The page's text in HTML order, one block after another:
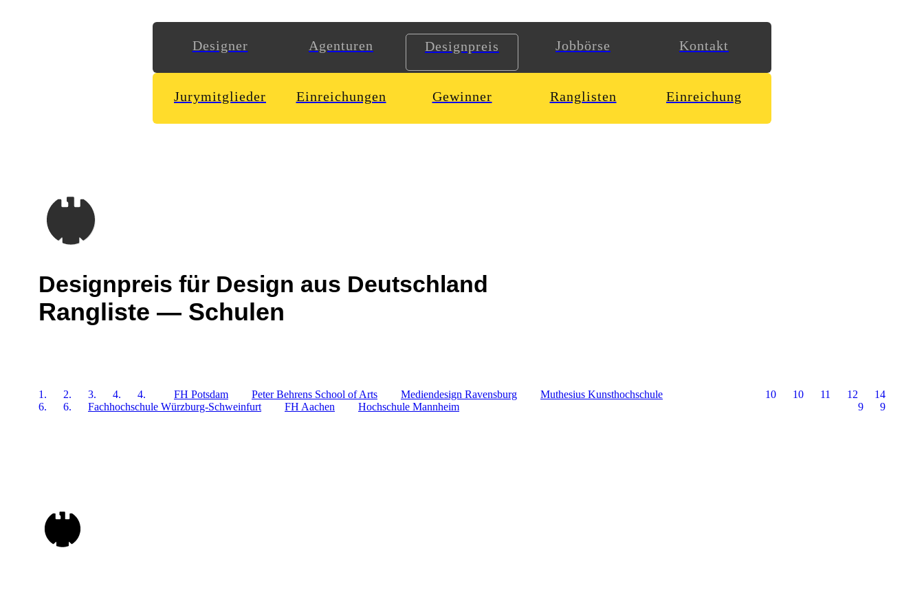
Designer Agenturen Designpreis Jobbörse Kontakt
Jurymitglieder Einreichungen Gewinner Ranglisten Einreichung
Designpreis für Design aus Deutschland
Rangliste — Schulen
1. 14
FH Potsdam
2. 12
Peter Behrens School of Arts
3. 11
Mediendesign Ravensburg
4. 10
Muthesius Kunsthochschule
4.
10
Fachhochschule Würzburg-Schweinfurt
6. 9
FH Aachen
6. 9
Hochschule Mannheim